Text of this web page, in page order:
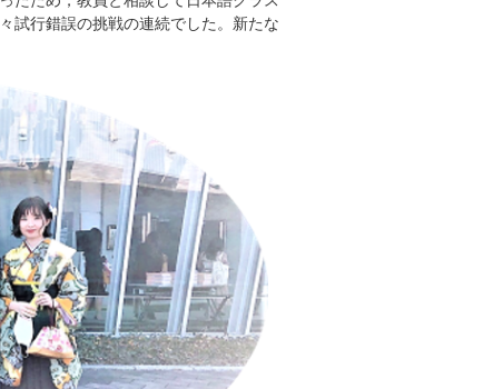
試行錯誤の挑戦の連続でした。新たな